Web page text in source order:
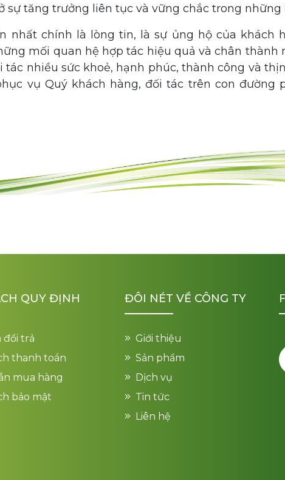
tăng trưởng liên tục và vững chắc trong những
nhất chính là lòng tin, là sự ủng hộ của khách
mối quan hệ hợp tác hiệu quả và chân thành
tác nhiều sức khoẻ, hạnh phúc, thành công và
vụ Quý khách hàng, đối tác trên con đường
QUY ĐỊNH
đổi trả
thanh toán
mua hàng
bảo mật
ĐÔI NÉT VỀ CÔNG TY
Giới thiệu
Sản phẩm
Dịch vụ
Tin tức
Liên hệ